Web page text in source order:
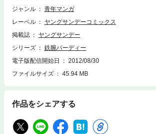
ジャンル
青年マンガ
レーベル
ヤングサンデーコミックス
掲載誌
ヤングサンデー
シリーズ
鉄腕バーディー
電子版配信開始日
2012/08/30
ファイルサイズ
45.94 MB
作品をシェアする